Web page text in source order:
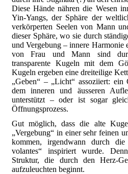
Diese Hände nähren die Wesen
Yin-Yangs, der Sphäre der
verkörperten Seelen von Mann
dieser Sphäre, wo sie durch
und Vergebung – innere Harmonie
von Frau und Mann sind
transparente Kugeln mit dem
Kugeln ergeben eine dreiteilige
„Geben“ – „Licht“ assoziiert:
dem inneren und äusseren
unterstützt – oder ist sogar
Öffnungsprozess.
Gut möglich, dass die alte
„Vergebung“ in einer sehr feinen
kommen, irgendwann durch die
volantes“ inspiriert wurde.
Struktur, die durch den Herz-
aufzuleuchten beginnt.